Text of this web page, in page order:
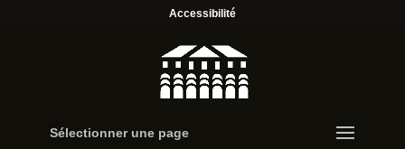
Accessibilité
Sélectionner une page